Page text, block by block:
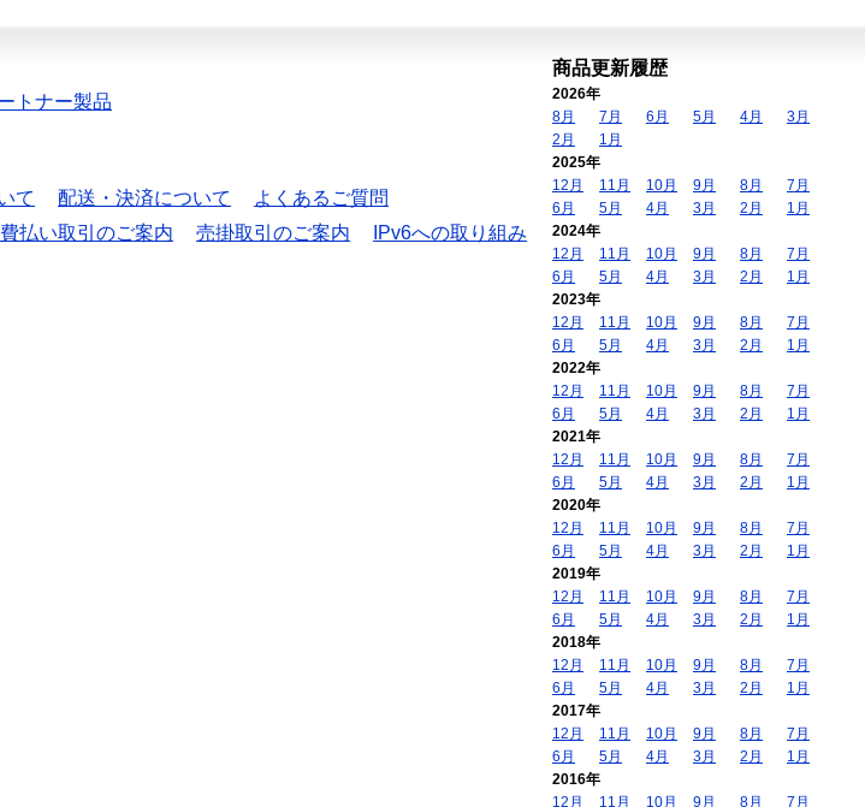
トナー製品
て 配送・決済について
よくあるご質問
払い取引のご案内 売掛取引のご案内
IPv6への取り組み
商品更新履歴
2026年
8月
7月 6月 5月 4月
3月
2月
1月
2025年
12月
11月 10月 9月 8月
7月
6月
5月 4月 3月 2月
1月
2024年
12月
11月 10月 9月 8月
7月
6月
5月 4月 3月 2月
1月
2023年
12月
11月 10月 9月 8月
7月
6月
5月 4月 3月 2月
1月
2022年
12月
11月 10月 9月 8月
7月
6月
5月 4月 3月 2月
1月
2021年
12月
11月 10月 9月 8月
7月
6月
5月 4月 3月 2月
1月
2020年
12月
11月 10月 9月 8月
7月
6月
5月 4月 3月 2月
1月
2019年
12月
11月 10月 9月 8月
7月
6月
5月 4月 3月 2月
1月
2018年
12月
11月 10月 9月 8月
7月
6月
5月 4月 3月 2月
1月
2017年
12月
11月 10月 9月 8月
7月
6月
5月 4月 3月 2月
1月
2016年
12月
11月 10月 9月 8月 7月